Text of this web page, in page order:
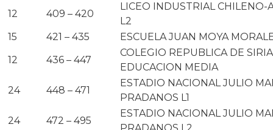
12
409 – 420
LICEO INDUSTRIAL CHILENO-
L2
15
421 – 435
ESCUELA JUAN MOYA
12
436 – 447
COLEGIO REPUBLICA DE SIRIA
EDUCACION MEDIA
24
448 – 471
ESTADIO NACIONAL JULIO
PRADANOS L1
24
472 – 495
ESTADIO NACIONAL JULIO